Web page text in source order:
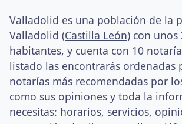
Valladolid es una población de la
Valladolid (Castilla León) con unos
habitantes, y cuenta con 10
listado las encontrarás ordenadas
notarías más recomendadas por
como sus opiniones y toda la
necesitas: horarios, servicios,